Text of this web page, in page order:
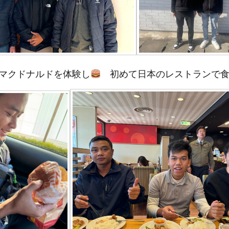
クドナルドを体験し 初めて日本のレストランで